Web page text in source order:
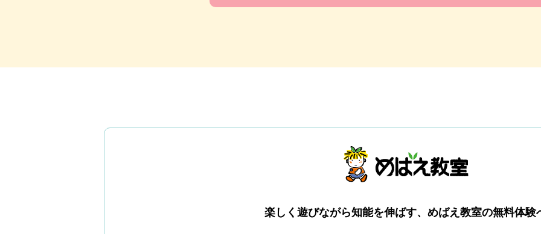
楽しく遊びながら知能を伸ばす、 めばえ教室の無料体験